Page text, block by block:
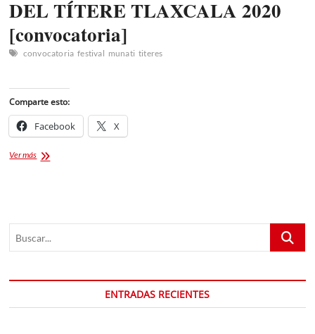
DEL TÍTERE TLAXCALA 2020
[convocatoria]
convocatoria festival munati titeres
Comparte esto:
Facebook X
Ver más35
[convocatoria]
Buscar...
ENTRADAS RECIENTES